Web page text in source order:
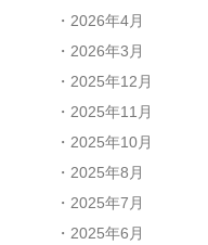
2026年4月
2026年3月
2025年12月
2025年11月
2025年10月
2025年8月
2025年7月
2025年6月